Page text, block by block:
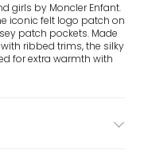
girls by Moncler Enfant.
iconic felt logo patch on
patch pockets. Made
ribbed trims, the silky
for extra warmth with